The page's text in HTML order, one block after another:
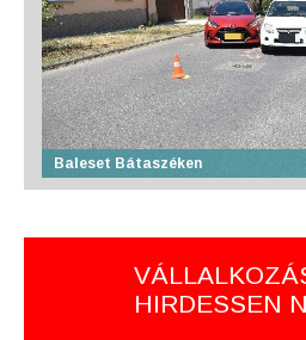
Baleset Bátaszéken
HIRDESSEN